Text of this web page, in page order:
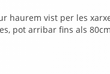
haurem vist per les
pot arribar fins als